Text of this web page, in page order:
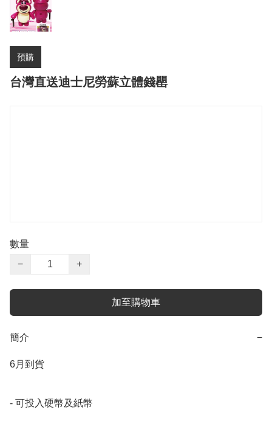
預購
台灣直送迪士尼勞蘇立體錢罌
數量
−
+
加至購物車
簡介 −
6月到貨
- 可投入硬幣及紙幣